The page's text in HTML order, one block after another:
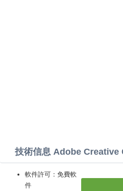
技術信息 Adobe Creative
軟件許可：免費軟
件